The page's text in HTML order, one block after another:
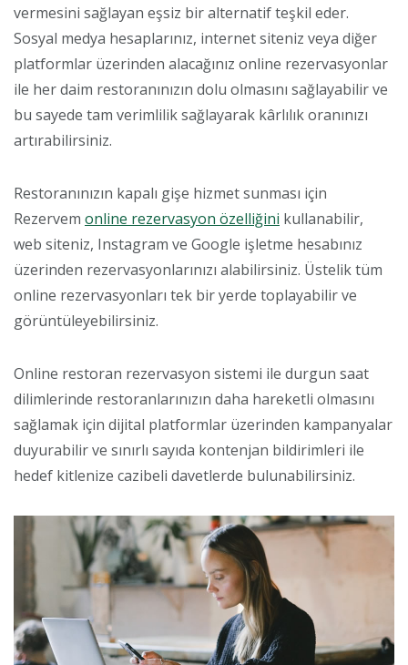
vermesini sağlayan eşsiz bir alternatif teşkil eder.
Sosyal medya hesaplarınız, internet siteniz veya diğer
platformlar üzerinden alacağınız online rezervasyonlar
ile her daim restoranınızın dolu olmasını sağlayabilir ve
bu sayede tam verimlilik sağlayarak kârlılık oranınızı
artırabilirsiniz.
Restoranınızın kapalı gişe hizmet sunması için
Rezervem online rezervasyon özelliğini kullanabilir,
web siteniz, Instagram ve Google işletme hesabınız
üzerinden rezervasyonlarınızı alabilirsiniz. Üstelik tüm
online rezervasyonları tek bir yerde toplayabilir ve
görüntüleyebilirsiniz.
Online restoran rezervasyon sistemi ile durgun saat
dilimlerinde restoranlarınızın daha hareketli olmasını
sağlamak için dijital platformlar üzerinden kampanyalar
duyurabilir ve sınırlı sayıda kontenjan bildirimleri ile
hedef kitlenize cazibeli davetlerde bulunabilirsiniz.